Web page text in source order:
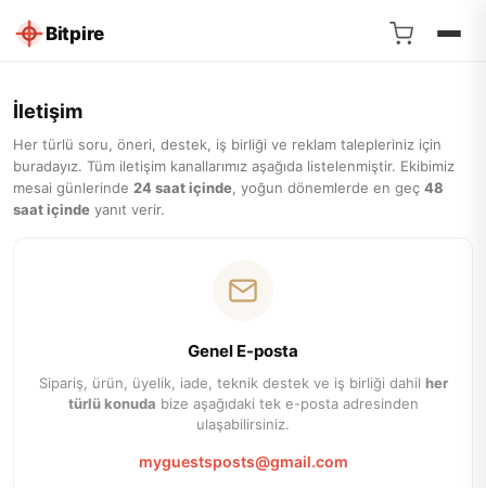
Bitpire
İletişim
Her türlü soru, öneri, destek, iş birliği ve reklam talepleriniz için
buradayız. Tüm iletişim kanallarımız aşağıda listelenmiştir. Ekibimiz
mesai günlerinde 24 saat içinde , yoğun dönemlerde en geç 48
saat içinde yanıt verir.
Genel E-posta
Sipariş, ürün, üyelik, iade, teknik destek ve iş birliği dahil her
türlü konuda bize aşağıdaki tek e-posta adresinden
ulaşabilirsiniz.
myguestsposts@gmail.com